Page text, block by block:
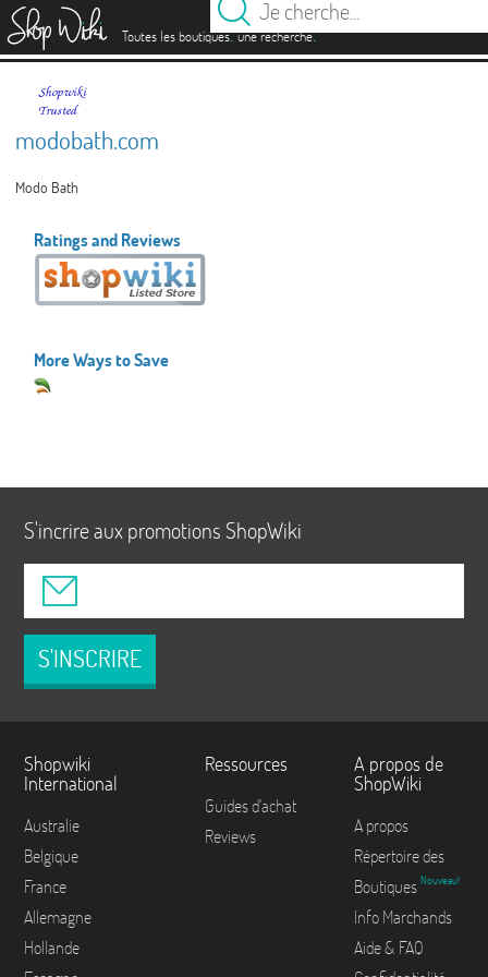
Toutes les boutiques.une recherche.
modobath.com
Modo Bath
Ratings and Reviews
More Ways to Save
S'incrire aux promotions ShopWiki
S'INSCRIRE
Shopwiki
International
Australie
Belgique
France
Allemagne
Hollande
Ressources
Guides d'achat
Reviews
A propos de
ShopWiki
A propos
Répertoire des
Boutiques Nouveau!
Info Marchands
Aide & FAQ